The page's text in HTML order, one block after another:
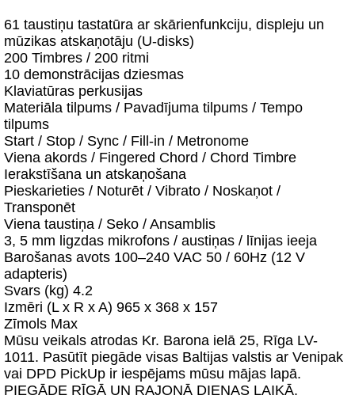
61 taustiņu tastatūra ar skārienfunkciju, displeju un
mūzikas atskaņotāju (U-disks)
200 Timbres / 200 ritmi
10 demonstrācijas dziesmas
Klaviatūras perkusijas
Materiāla tilpums / Pavadījuma tilpums / Tempo
tilpums
Start / Stop / Sync / Fill-in / Metronome
Viena akords / Fingered Chord / Chord Timbre
Ierakstīšana un atskaņošana
Pieskarieties / Noturēt / Vibrato / Noskaņot /
Transponēt
Viena taustiņa / Seko / Ansamblis
3, 5 mm ligzdas mikrofons / austiņas / līnijas ieeja
Barošanas avots 100–240 VAC 50 / 60Hz (12 V
adapteris)
Svars (kg) 4.2
Izmēri (L x R x A) 965 x 368 x 157
Zīmols Max
Mūsu veikals atrodas Kr. Barona ielā 25, Rīga LV-
1011. Pasūtīt piegāde visas Baltijas valstis ar Venipak
vai DPD PickUp ir iespējams mūsu mājas lapā.
PIEGĀDE RĪGĀ UN RAJONĀ DIENAS LAIKĀ.